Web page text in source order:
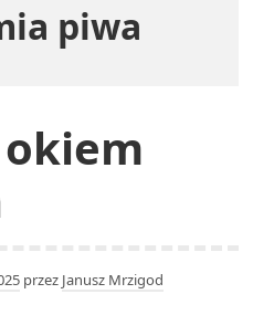
piwa
przez Janusz Mrzigod